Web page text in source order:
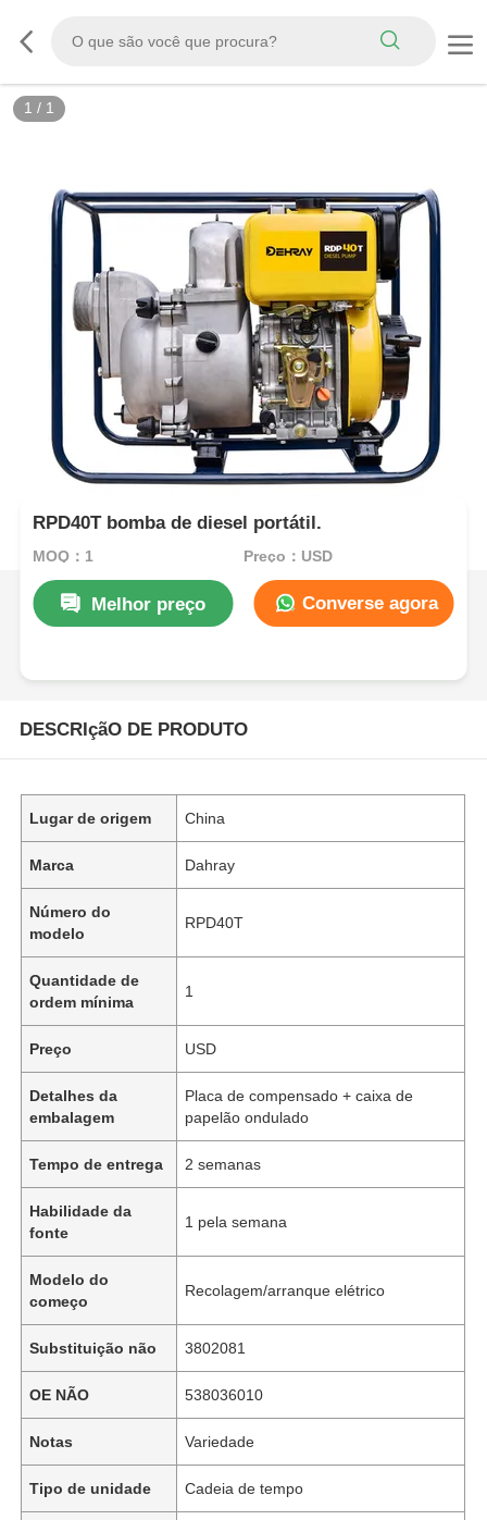
1 / 1
RPD40T bomba de diesel portátil.
MOQ：1 Preço：USD
Melhor preço Converse agora
DESCRIçãO DE PRODUTO
Lugar de origem China
Marca Dahray
Número do
modelo
RPD40T
Quantidade de
ordem mínima
1
Preço USD
Detalhes da
embalagem
Placa de compensado + caixa de
papelão ondulado
Tempo de entrega 2 semanas
Habilidade da
fonte
1 pela semana
Modelo do
começo
Recolagem/arranque elétrico
Substituição não 3802081
OE NÃO 538036010
Notas Variedade
Tipo de unidade Cadeia de tempo